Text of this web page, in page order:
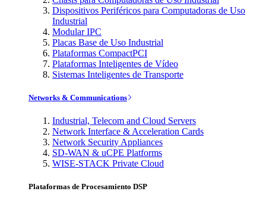
Dispositivos Periféricos para Computadoras de Uso
Industrial
Modular IPC
Placas Base de Uso Industrial
Plataformas CompactPCI
Plataformas Inteligentes de Vídeo
Sistemas Inteligentes de Transporte
Networks & Communications
Industrial, Telecom and Cloud Servers
Network Interface & Acceleration Cards
Network Security Appliances
SD-WAN & uCPE Platforms
WISE-STACK Private Cloud
Plataformas de Procesamiento DSP